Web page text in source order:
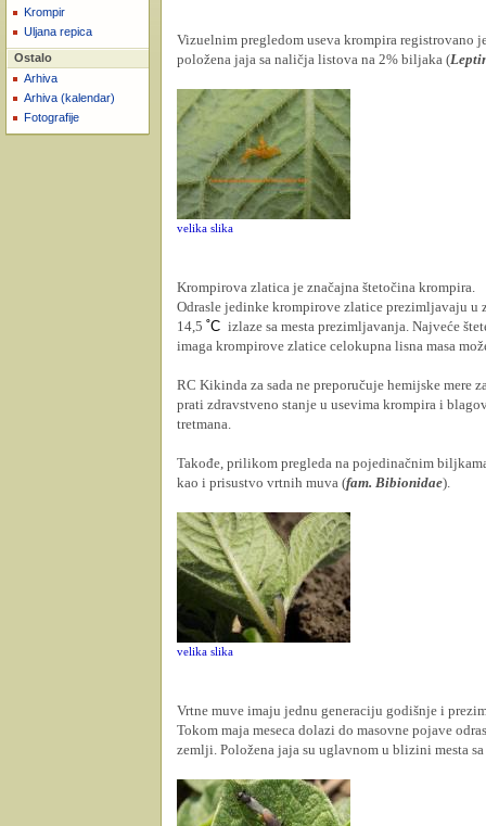
Krompir
Uljana repica
Ostalo
Arhiva
Arhiva (kalendar)
Fotografije
Vizuelnim pregledom useva krompira
položena jaja sa naličja listova na 2% biljaka (
velika slika
Krompirova zlatica je značajna štetočina krompira.
Odrasle jedinke krompirove zlatice prezimljavaju u
14,5 ˚C izlaze sa mesta prezimljavanja. Najveće
imaga krompirove zlatice celokupna lisna masa
RC Kikinda za sada ne preporučuje hemijske mere
prati zdravstveno stanje u usevima krompira i
tretmana.
Takođe, prilikom pregleda na pojedinačnim
kao i prisustvo vrtnih muva (fam. Bibionidae).
velika slika
Vrtne muve imaju jednu generaciju godišnje i
Tokom maja meseca dolazi do masovne pojave
zemlji. Položena jaja su uglavnom u blizini mesta